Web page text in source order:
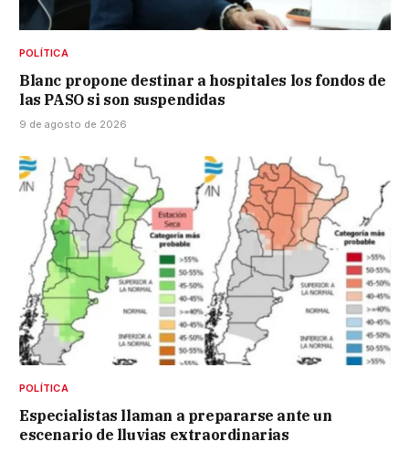
POLÍTICA
Blanc propone destinar a hospitales los fondos de
las PASO si son suspendidas
9 de agosto de 2026
POLÍTICA
Especialistas llaman a prepararse ante un
escenario de lluvias extraordinarias